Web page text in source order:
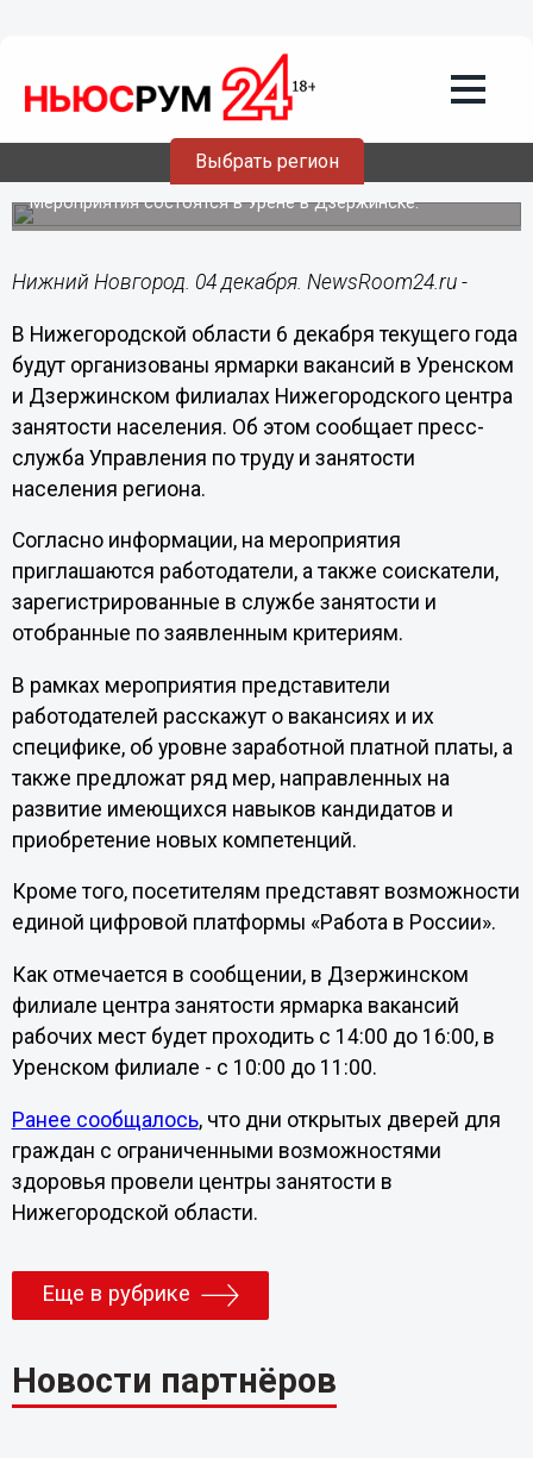
Выбрать регион
04.12.202214:31
Ярмарки вакансий для нижегородцев
проведут центры занятости 6 декабря
Мероприятия состоятся в Урене в Дзержинске.
Нижний Новгород. 04 декабря. NewsRoom24.ru -
В Нижегородской области 6 декабря текущего года
будут организованы ярмарки вакансий в Уренском
и Дзержинском филиалах Нижегородского центра
занятости населения. Об этом сообщает пресс-
служба Управления по труду и занятости
населения региона.
Согласно информации, на мероприятия
приглашаются работодатели, а также соискатели,
зарегистрированные в службе занятости и
отобранные по заявленным критериям.
В рамках мероприятия представители
работодателей расскажут о вакансиях и их
специфике, об уровне заработной платной платы, а
также предложат ряд мер, направленных на
развитие имеющихся навыков кандидатов и
приобретение новых компетенций.
Кроме того, посетителям представят возможности
единой цифровой платформы «Работа в России».
Как отмечается в сообщении, в Дзержинском
филиале центра занятости ярмарка вакансий
рабочих мест будет проходить с 14:00 до 16:00, в
Уренском филиале - с 10:00 до 11:00.
Ранее сообщалось, что дни открытых дверей для
граждан с ограниченными возможностями
здоровья провели центры занятости в
Нижегородской области.
Еще в рубрике
Новости партнёров